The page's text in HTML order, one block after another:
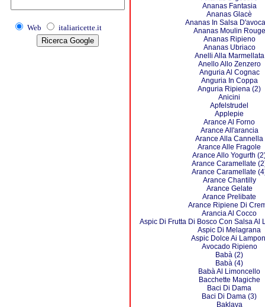
Web italiaricette.it
Ananas Fantasia
Ananas Glacè
Ananas In Salsa
Ananas Moulin Rouge
Ananas Ripieno
Ananas Ubriaco
Anelli Alla Marmellata
Anello Allo Zenzero
Anguria Al Cognac
Anguria In Coppa
Anguria Ripiena (2)
Anicini
Apfelstrudel
Applepie
Arance Al Forno
Arance All'arancia
Arance Alla Cannella
Arance Alle Fragole
Arance Allo Yogurth
Arance Caramellate
Arance Caramellate
Arance Chantilly
Arance Gelate
Arance Prelibate
Arance Ripiene Di
Arancia Al Cocco
Aspic Di Frutta Di Bosco Con Salsa Al
Aspic Di Melagrana
Aspic Dolce Ai
Avocado Ripieno
Babà (2)
Babà (4)
Babà Al Limoncello
Bacchette Magiche
Baci Di Dama
Baci Di Dama (3)
Baklava